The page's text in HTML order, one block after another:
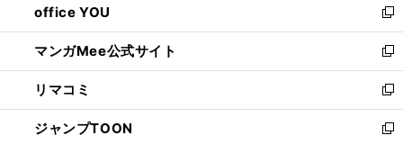
く
で
開
く
ィ
ン
ド
ウ
で
開
く
い
ウ
ィ
ン
ド
ウ
で
office YOU
新
し
い
ウ
ィ
ン
ド
マンガMee公式サイト
新
し
い
ウ
ィ
リマコミ
新
し
い
ジャンプTOON
新